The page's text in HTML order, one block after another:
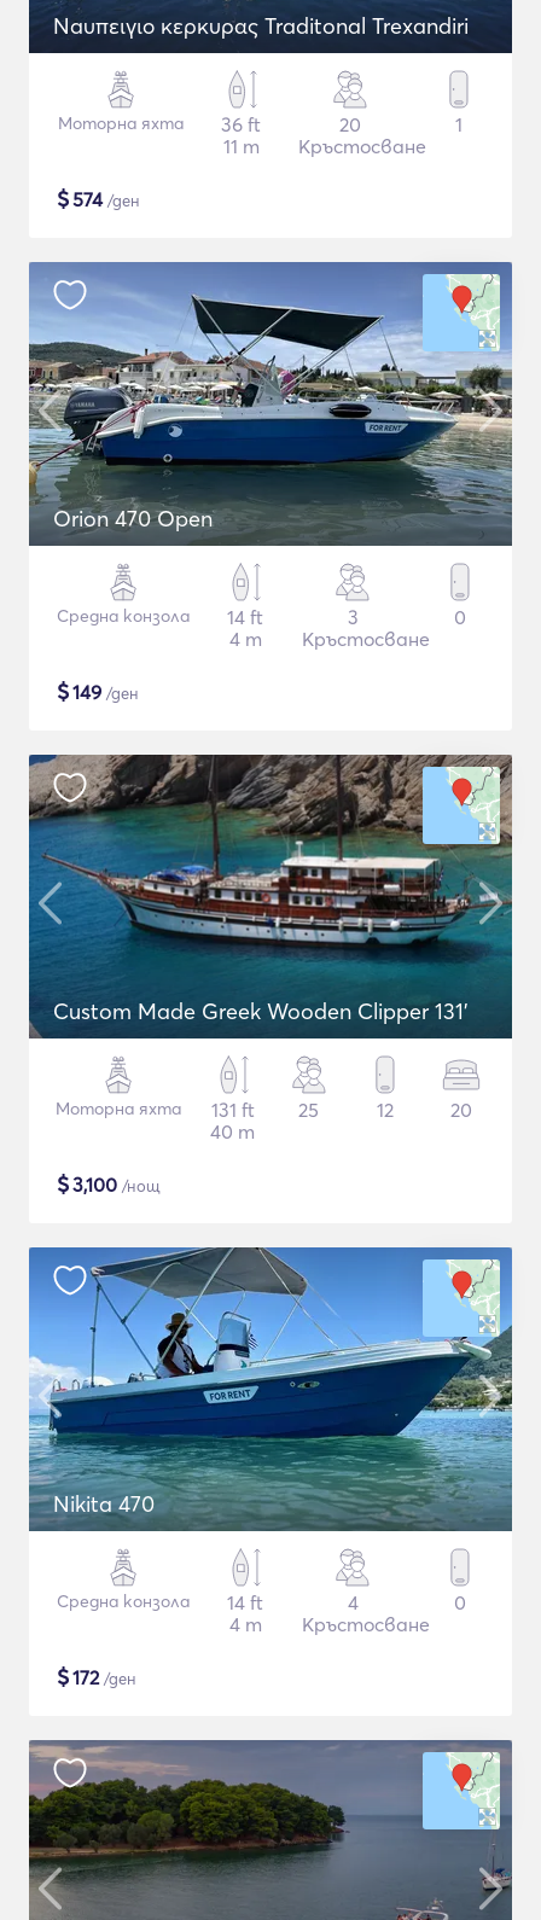
Naυπειγιο κερκυρας Traditonal Trexandiri
Моторна яхта
36 ft
11 m
20
Кръстосване
1
$574/ден
Orion 470 Open
Средна конзола
14 ft
4 m
3
Кръстосване
0
$149 /ден
Custom Made Greek Wooden Clipper 131'
Моторна яхта
131 ft
40 m
25 12 20
$3,100 /нощ
Nikita 470
Средна конзола
14 ft
4 m
4
Кръстосване
0
$172/ден